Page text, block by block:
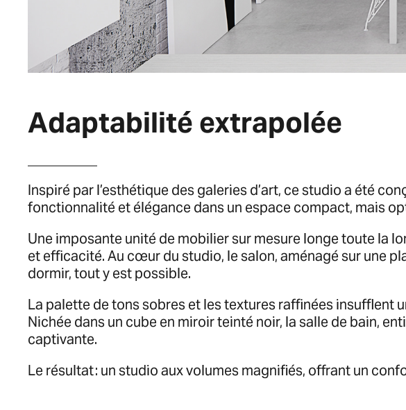
Adaptabilité extrapolée
Inspiré par l’esthétique des galeries d’art, ce studio a été
fonctionnalité et élégance dans un espace compact, mais
Une imposante unité de mobilier sur mesure longe toute la
et efficacité. Au cœur du studio, le salon, aménagé sur une
dormir, tout y est possible.
La palette de tons sobres et les textures raffinées insufflent
Nichée dans un cube en miroir teinté noir, la salle de bain,
captivante.
Le résultat : un studio aux volumes magnifiés, offrant un